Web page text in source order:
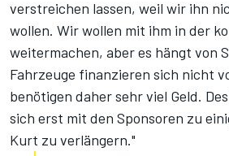
verstreichen lassen, weil wir ihn
wollen. Wir wollen mit ihm in der
weitermachen, aber es hängt von
Fahrzeuge finanzieren sich nicht
benötigen daher sehr viel Geld.
sich erst mit den Sponsoren zu
Kurt zu verlängern."